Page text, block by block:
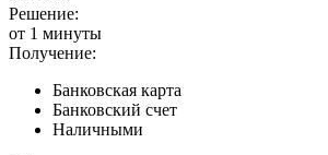
Решение:
от 1 минуты
Получение:
Банковская карта
Банковский счет
Наличными